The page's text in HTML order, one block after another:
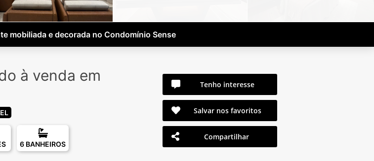
mobiliada e decorada no Condomínio Sense
à venda em
6 BANHEIROS
Tenho interesse
Salvar nos favoritos
Compartilhar